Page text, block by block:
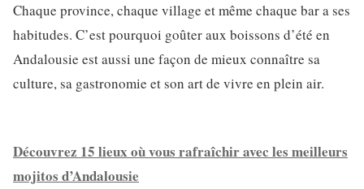
Chaque province, chaque village et même chaque bar a ses
habitudes. C’est pourquoi goûter aux boissons d’été en
Andalousie est aussi une façon de mieux connaître sa
culture, sa gastronomie et son art de vivre en plein air.
Découvrez 15 lieux où vous rafraîchir avec les meilleurs
mojitos d’Andalousie